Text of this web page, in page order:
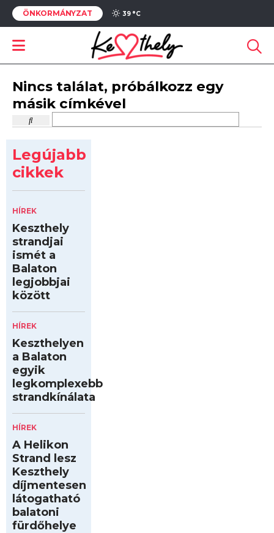
ÖNKORMÁNYZAT 39 °C
Nincs találat, próbálkozz egy
másik címkével
Legújabb
cikkek
HÍREK
Keszthely
strandjai
ismét a
Balaton
legjobbjai
között
HÍREK
Keszthelyen
a Balaton
egyik
legkomplexebb
strandkínálata
HÍREK
A Helikon
Strand lesz
Keszthely
díjmentesen
látogatható
balatoni
fürdőhelye